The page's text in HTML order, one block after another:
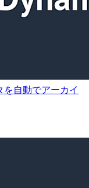
自動でアーカイ